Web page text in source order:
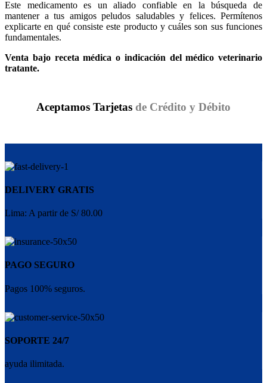
Este medicamento es un aliado confiable en la búsqueda de
mantener a tus amigos peludos saludables y felices. Permítenos
explicarte en qué consiste este producto y cuáles son sus funciones
fundamentales.
Venta bajo receta médica o indicación del médico veterinario
tratante.
Aceptamos Tarjetas de Crédito y Débito
DELIVERY GRATIS
Lima: A partir de S/ 80.00
PAGO SEGURO
Pagos 100% seguros.
SOPORTE 24/7
ayuda ilimitada.